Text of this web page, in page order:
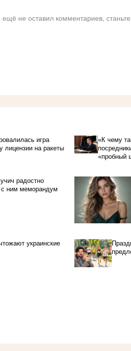
ещё не оставил комментариев,
игра
лицензии на ракеты
«К чему
«пробный
радостно
с ним меморандум
украинские